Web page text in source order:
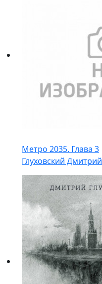
Метро 2035. Глава 3
Глуховский Дмитрий